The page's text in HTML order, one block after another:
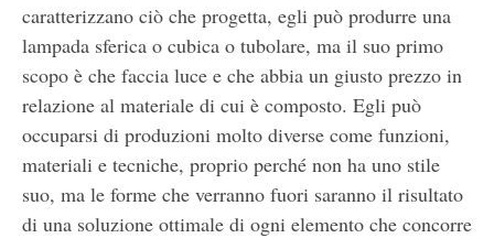
caratterizzano ciò che progetta, egli può produrre una
lampada sferica o cubica o tubolare, ma il suo primo
scopo è che faccia luce e che abbia un giusto prezzo in
relazione al materiale di cui è composto. Egli può
occuparsi di produzioni molto diverse come funzioni,
materiali e tecniche, proprio perché non ha uno stile
suo, ma le forme che verranno fuori saranno il risultato
di una soluzione ottimale di ogni elemento che concorre